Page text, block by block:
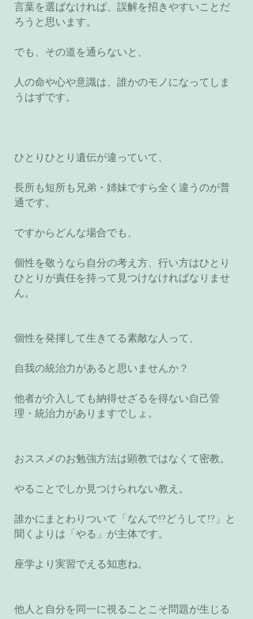
言葉を選ばなければ、誤解を招きやすいことだ
ろうと思います。
でも、その道を通らないと、
人の命や心や意識は、誰かのモノになってしま
うはずです。
ひとりひとり遺伝が違っていて、
長所も短所も兄弟・姉妹ですら全く違うのが普
通です。
ですからどんな場合でも、
個性を敬うなら自分の考え方、行い方はひとり
ひとりが責任を持って見つけなければなりませ
ん。
個性を発揮して生きてる素敵な人って、
自我の統治力があると思いませんか？
他者が介入しても納得せざるを得ない自己管
理・統治力がありますでしょ。
おススメのお勉強方法は顕教ではなくて密教。
やることでしか見つけられない教え。
誰かにまとわりついて「なんで!?どうして!?」と
聞くよりは「やる」が主体です。
座学より実習でえる知恵ね。
他人と自分を同一に視ることこそ問題が生じる